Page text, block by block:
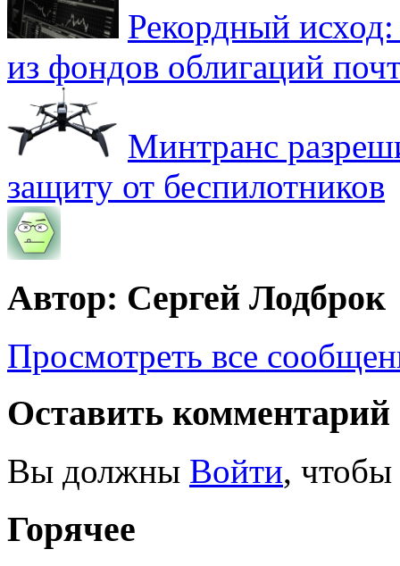
Рекордный
из фондов облигаций
Минтранс
защиту от беспилотников
Автор: Сергей Лодброк
Просмотреть все
Оставить комментарий
Вы должны Войти, чтобы
Горячее